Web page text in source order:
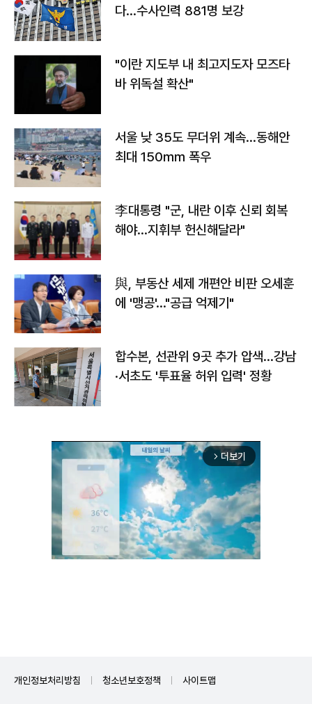
다…수사인력 881명 보강
"이란 지도부 내 최고지도자 모즈타
바 위독설 확산"
서울 낮 35도 무더위 계속…동해안
최대 150㎜ 폭우
李대통령 "군, 내란 이후 신뢰 회복
해야…지휘부 헌신해달라"
與, 부동산 세제 개편안 비판 오세훈
에 '맹공'…"공급 억제기"
합수본, 선관위 9곳 추가 압색…강남
·서초도 '투표율 허위 입력' 정황
arrow_forward_ios 더보기
개인정보처리방침 청소년보호정책 사이트맵